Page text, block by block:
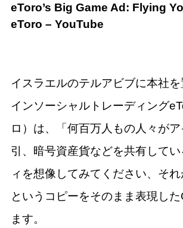
eToro’s Big Game Ad: Flying
eToro – YouTube
イスラエルのテルアビブに本社
インソーシャルトレーディング
ロ）は、「何百万人もの人々が
引、暗号資産貨などを共有して
ィを想像してみてください、それ
というコピーをそのまま表現し
ます。